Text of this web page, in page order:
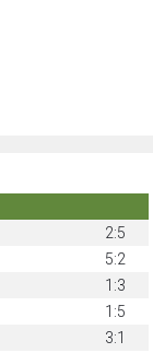
2:5
5:2
1:3
1:5
3:1